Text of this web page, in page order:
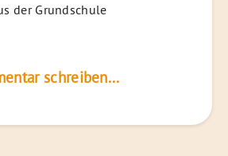
der Grundschule
schreiben...